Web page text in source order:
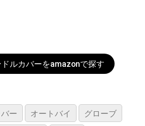
ルカバーをamazonで探す
ー オートバイ グローブ